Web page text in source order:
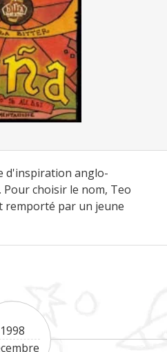
d'inspiration anglo-
Pour choisir le nom, Teo
remporté par un jeune
1998